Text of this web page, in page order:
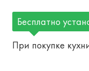
Бесплатно
При покупке